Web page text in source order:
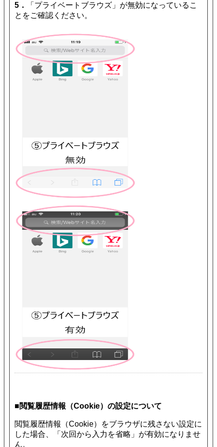
5．
「プライベートブラウズ」が無効になっているこ
とをご確認ください。
■閲覧履歴情報（Cookie）の設定について
閲覧履歴情報（Cookie）をブラウザに残さない設定に
した場合、「次回から入力を省略」が有効になりませ
ん。